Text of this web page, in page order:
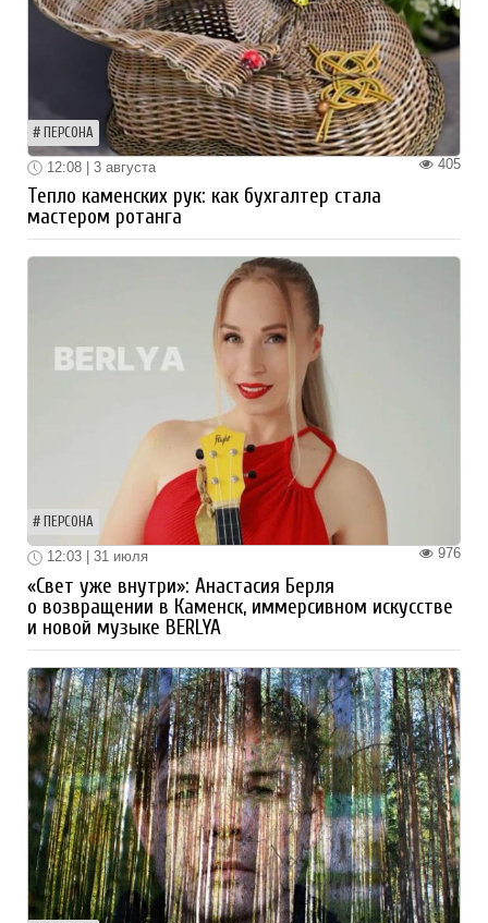
ПЕРСОНА
405
12:08 | 3 августа
Тепло каменских рук: как бухгалтер стала
мастером ротанга
ПЕРСОНА
976
12:03 | 31 июля
«Свет уже внутри»: Анастасия Берля
о возвращении в Каменск, иммерсивном искусстве
и новой музыке BERLYA